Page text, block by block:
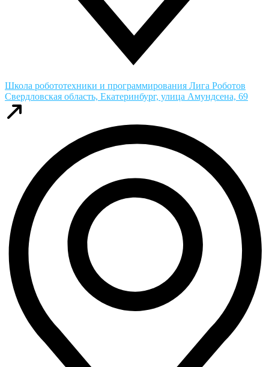
Школа робототехники и программирования Лига Роботов
Свердловская область, Екатеринбург, улица Амундсена, 69